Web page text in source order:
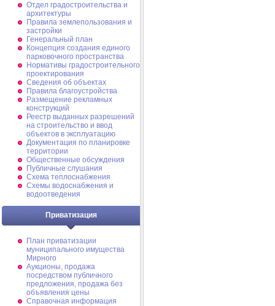
Отдел градостроительства и
архитектуры
Правила землепользования и
застройки
Генеральный план
Концепция создания единого
парковочного пространства
Нормативы градостроительного
проектирования
Сведения об объектах
Правила благоустройства
Размещение рекламных
конструкций
Реестр выданных разрешений
на строительство и ввод
объектов в эксплуатацию
Документация по планировке
территории
Общественные обсуждения
Публичные слушания
Схема теплоснабжения
Схемы водоснабжения и
водоотведения
Приватизация
План приватизации
муниципального имущества
Мирного
Аукционы, продажа
посредством публичного
предложения, продажа без
объявления цены
Справочная информация